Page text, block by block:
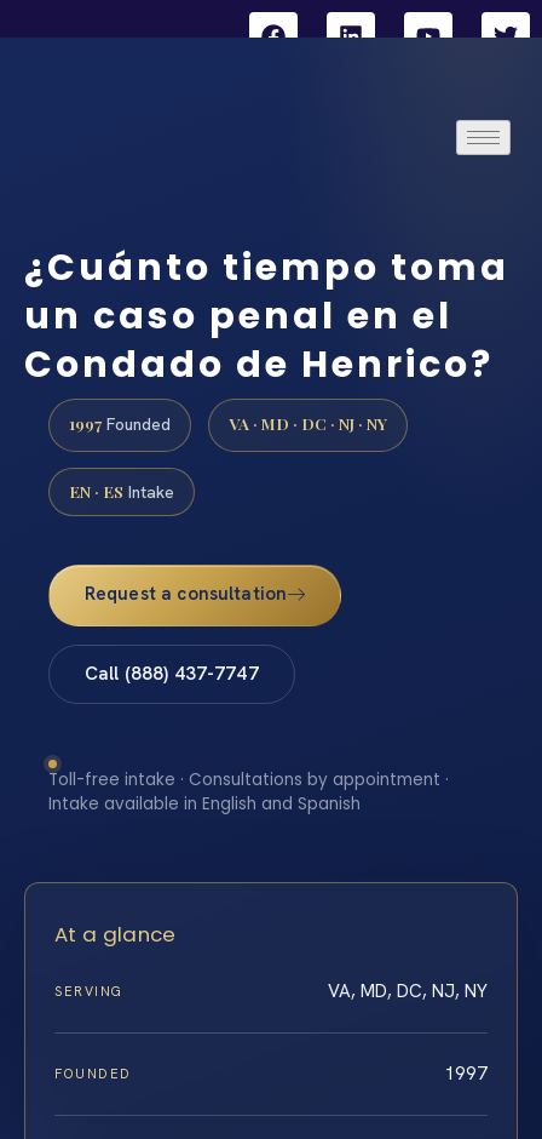
¿Cuánto tiempo toma
un caso penal en el
Condado de Henrico?
1997 Founded VA · MD · DC · NJ · NY
EN · ES Intake
Request a consultation
Call (888) 437-7747
Toll-free intake · Consultations by appointment ·
Intake available in English and Spanish
At a glance
SERVING VA, MD, DC, NJ, NY
FOUNDED 1997